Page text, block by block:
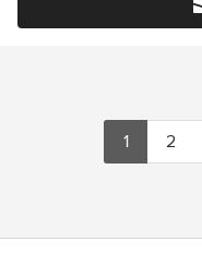
1 2